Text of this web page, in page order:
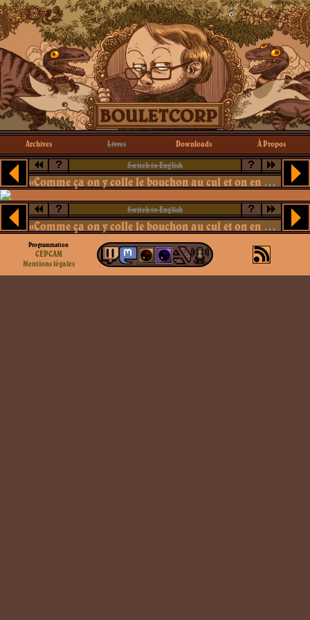
Archives Livres Downloads À Propos
? Switch to English ?
«Comme ça on y colle le bouchon au cul et on en parle plus»
? Switch to English ?
«Comme ça on y colle le bouchon au cul et on en parle plus»
Programmation
CEPCAM
Mentions légales